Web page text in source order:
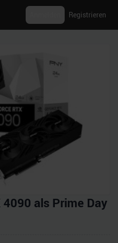
Registrieren
4090 als Prime Day